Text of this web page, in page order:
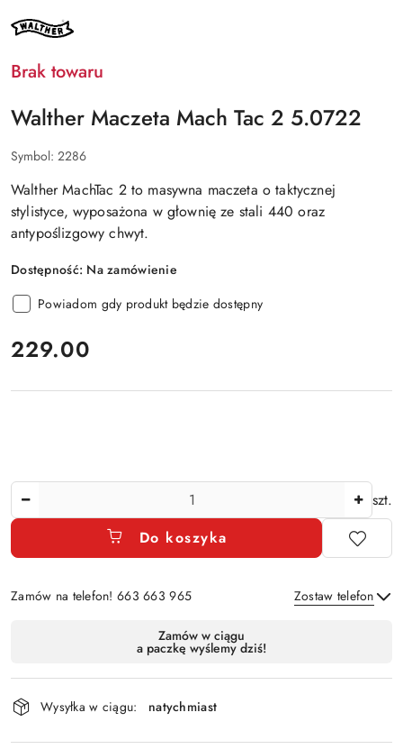
NAZWA
PRODUCENTA:
Brak towaru
Walther Maczeta Mach Tac 2 5.0722
Symbol: 2286
Walther MachTac 2to masywna maczeta o taktycznej
stylistyce, wyposażona w głownię ze stali 440 oraz
antypoślizgowy chwyt.
Dostępność: Na zamówienie
Powiadom gdy produkt będzie dostępny
cena:
229.00
szt.
Do koszyka
Zamów na telefon! 663 663 965 Zostaw telefon
Wyślij
dostawa
Zamów w ciągu
a paczkę wyślemy dziś!
Wysyłka w ciągu: natychmiast